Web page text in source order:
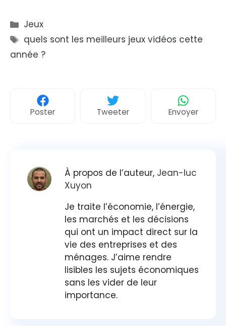
Catégories
Jeux
Étiquettes
quels sont les meilleurs jeux vidéos cette
année ?
Poster Tweeter Envoyer
À propos de l’auteur, Jean-luc
Xuyon
Je traite l’économie, l’énergie,
les marchés et les décisions
qui ont un impact direct sur la
vie des entreprises et des
ménages. J’aime rendre
lisibles les sujets économiques
sans les vider de leur
importance.